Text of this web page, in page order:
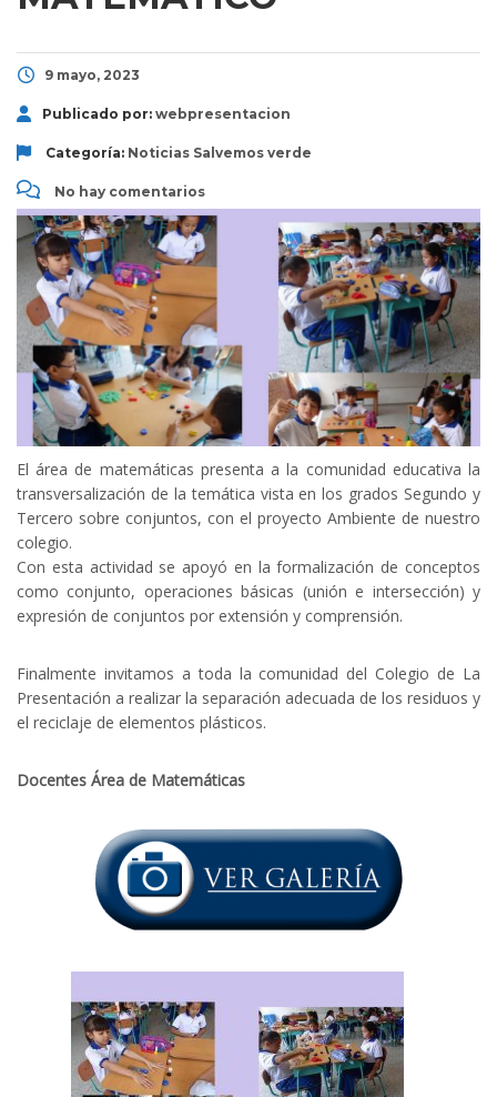
9 mayo, 2023
Publicado por: webpresentacion
Categoría: Noticias Salvemos verde
No hay comentarios
El área de matemáticas presenta a la comunidad educativa la
transversalización de la temática vista en los grados Segundo y
Tercero sobre conjuntos, con el proyecto Ambiente de nuestro
colegio.
Con esta actividad se apoyó en la formalización de conceptos
como conjunto, operaciones básicas (unión e intersección) y
expresión de conjuntos por extensión y comprensión.
Finalmente invitamos a toda la comunidad del Colegio de La
Presentación a realizar la separación adecuada de los residuos y
el reciclaje de elementos plásticos.
Docentes Área de Matemáticas